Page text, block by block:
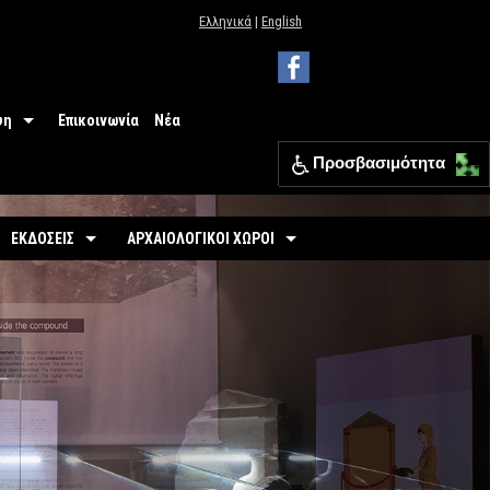
Ελληνικά | English
Θεσπρωτίας
Επικοινωνία Νέα
ΕΚΔΟΣΕΙΣ
-Εκθέσεις
-Αρχαιολογικοί Χώροι
Φυλλάδια
ΑΡΧΑΙΟΛΟΓΙΚΟΙ ΧΩΡΟΙ
Οργανωμένοι
Αρχαιολογικός Χώρος Ελέας
Αρχαιολογικός Χώρος Ντόλιανης
Προσβασιμότητα